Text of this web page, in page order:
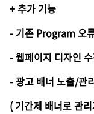
+ 추가 기능
- 기존 Program 오
- 웹페이지 디자인
- 광고 배너 노출/관
( 기간제 배너로 관